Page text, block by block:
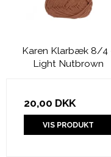
Karen Klarbæk 8/4
Light Nutbrown
20,00 DKK
VIS PRODUKT